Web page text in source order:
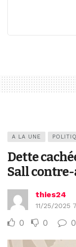
A LA UNE
Dette
Sall
thies24
11/25/2025
0 0 0